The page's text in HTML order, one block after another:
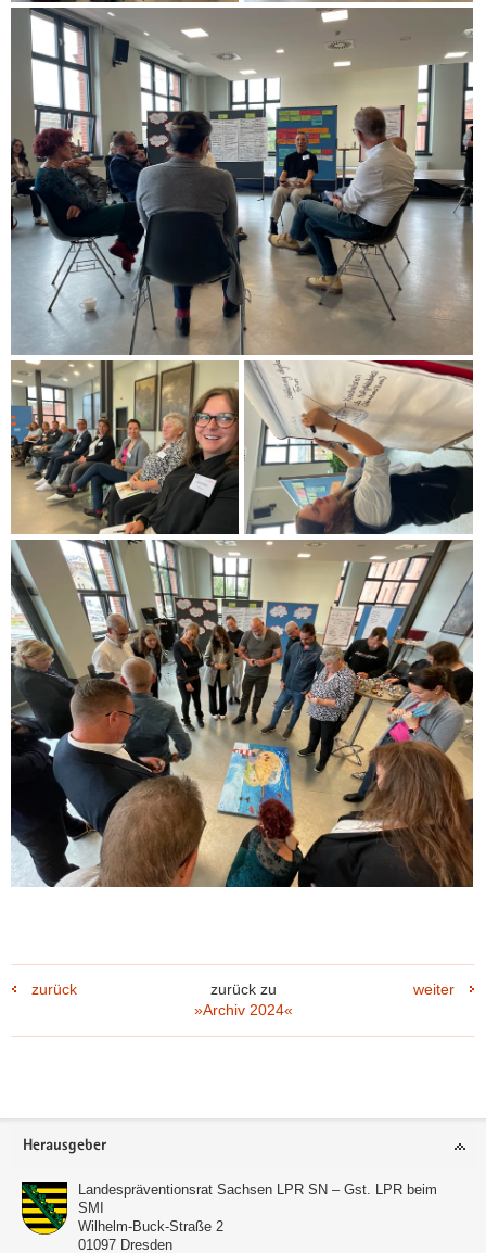
zurück
zurück zu
»Archiv 2024«
weiter
Footer-
Herausgeber
Landespräventionsrat Sachsen LPR SN – Gst. LPR beim
SMI
Wilhelm-Buck-Straße 2
01097 Dresden